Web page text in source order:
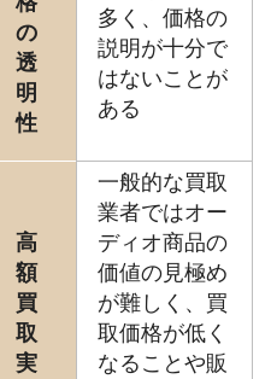
の
透
明
性
多く、価格の
説明が十分で
はないことが
ある
高
額
買
取
実
一般的な買取
業者ではオー
ディオ商品の
価値の見極め
が難しく、買
取価格が低く
なることや販